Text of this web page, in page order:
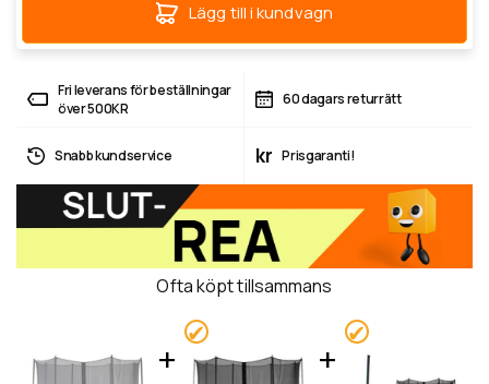
Lägg till i kundvagn
Fri leverans för beställningar
över 500KR
60 dagars returrätt
Snabb kundservice kr Prisgaranti!
Ofta köpt tillsammans